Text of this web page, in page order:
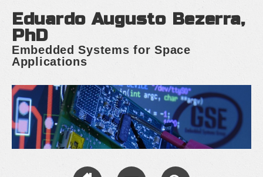
Eduardo Augusto Bezerra,
PhD
Embedded Systems for Space
Applications